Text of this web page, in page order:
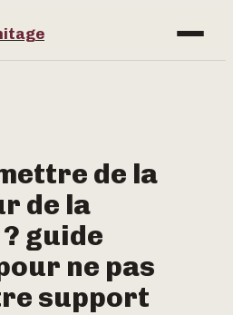
de la
de la
guide
ne pas
support